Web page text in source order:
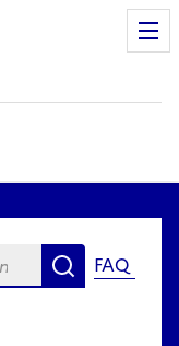
Rechercher
FAQ